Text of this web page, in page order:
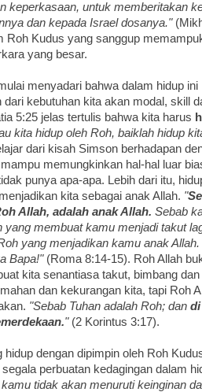
keperkasaan, untuk memberitakan
dan kepada Israel dosanya."
Roh Kudus yang sanggup
yang besar.
menyadari bahwa dalam hidup
dari kebutuhan kita akan modal, skill
5:25 jelas tertulis bahwa kita harus
kita hidup oleh Roh, baiklah hidup
dari kisah Simson berhadapan
memungkinkan hal-hal luar
punya apa-apa. Lebih dari itu,
kita sebagai anak Allah. "
Allah, adalah anak Allah. Sebab
yang membuat kamu menjadi takut
yang menjadikan kamu anak
Bapa!"(Roma 8:14-15). Roh Allah
kita senantiasa takut, bimbang
dan kekurangan kita, tapi Roh
"Sebab Tuhan adalah Roh; dan di
"(2 Korintus 3:17).
hidup dengan dipimpin oleh Roh
perbuatan kedagingan dalam
tidak akan menuruti keinginan